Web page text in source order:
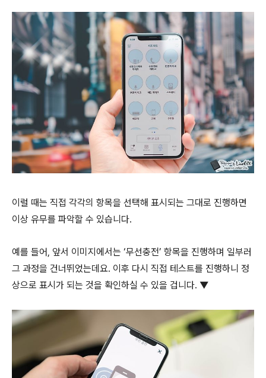
이럴 때는 직접 각각의 항목을 선택해 표시되는 그대로 진행하면
이상 유무를 파악할 수 있습니다.
예를 들어, 앞서 이미지에서는 ‘무선충전’ 항목을 진행하며 일부러
그 과정을 건너뛰었는데요. 이후 다시 직접 테스트를 진행하니 정
상으로 표시가 되는 것을 확인하실 수 있을 겁니다. ▼